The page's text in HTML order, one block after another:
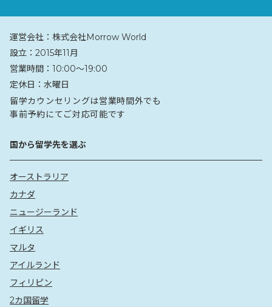
運営会社： 株式会社Morrow World
設立： 2015年11月
営業時間： 10:00〜19:00
定休日： 水曜日
留学カウンセリングは営業時間外でも
事前予約にてご対応可能です
国から留学先を選ぶ
オーストラリア
カナダ
ニュージーランド
イギリス
マルタ
アイルランド
フィリピン
2カ国留学